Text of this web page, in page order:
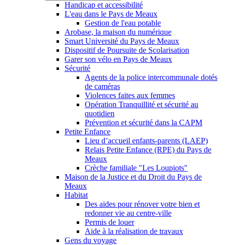
Handicap et accessibilité
L'eau dans le Pays de Meaux
Gestion de l'eau potable
Arobase, la maison du numérique
Smart Université du Pays de Meaux
Dispositif de Poursuite de Scolarisation
Garer son vélo en Pays de Meaux
Sécurité
Agents de la police intercommunale dotés
de caméras
Violences faites aux femmes
Opération Tranquillité et sécurité au
quotidien
Prévention et sécurité dans la CAPM
Petite Enfance
Lieu d’accueil enfants-parents (LAEP)
Relais Petite Enfance (RPE) du Pays de
Meaux
Crèche familiale "Les Loupiots"
Maison de la Justice et du Droit du Pays de
Meaux
Habitat
Des aides pour rénover votre bien et
redonner vie au centre-ville
Permis de louer
Aide à la réalisation de travaux
Gens du voyage